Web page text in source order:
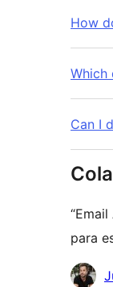
How
Which
Can I
para